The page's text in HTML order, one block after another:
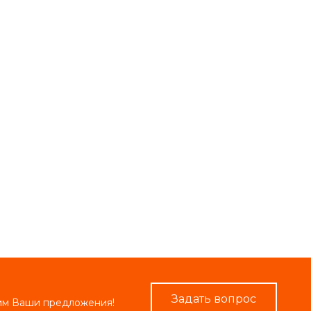
Ваши предложения! Задать вопрос